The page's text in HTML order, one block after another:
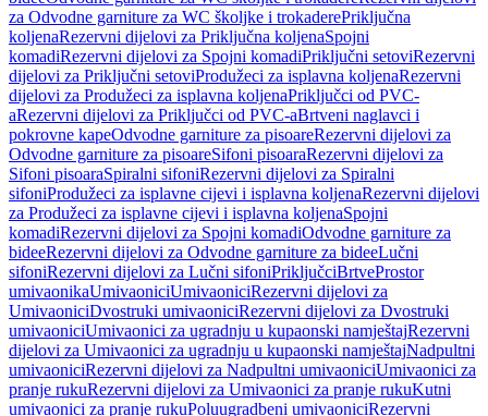
za Odvodne garniture za WC školjke i trokaderePriključna
koljenaRezervni dijelovi za Priključna koljenaSpojni
komadiRezervni dijelovi za Spojni komadiPriključni setoviRezervni
dijelovi za Priključni setoviProdužeci za isplavna koljenaRezervni
dijelovi za Produžeci za isplavna koljenaPriključci od PVC-
aRezervni dijelovi za Priključci od PVC-aBrtveni naglavci i
pokrovne kapeOdvodne garniture za pisoareRezervni dijelovi za
Odvodne garniture za pisoareSifoni pisoaraRezervni dijelovi za
Sifoni pisoaraSpiralni sifoniRezervni dijelovi za Spiralni
sifoniProdužeci za isplavne cijevi i isplavna koljenaRezervni dijelovi
za Produžeci za isplavne cijevi i isplavna koljenaSpojni
komadiRezervni dijelovi za Spojni komadiOdvodne garniture za
bideeRezervni dijelovi za Odvodne garniture za bideeLučni
sifoniRezervni dijelovi za Lučni sifoniPriključciBrtveProstor
umivaonikaUmivaoniciUmivaoniciRezervni dijelovi za
UmivaoniciDvostruki umivaoniciRezervni dijelovi za Dvostruki
umivaoniciUmivaonici za ugradnju u kupaonski namještajRezervni
dijelovi za Umivaonici za ugradnju u kupaonski namještajNadpultni
umivaoniciRezervni dijelovi za Nadpultni umivaoniciUmivaonici za
pranje rukuRezervni dijelovi za Umivaonici za pranje rukuKutni
umivaonici za pranje rukuPoluugradbeni umivaoniciRezervni